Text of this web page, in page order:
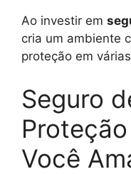
Ao investir em
cria um ambiente
proteção em
Seguro
Você